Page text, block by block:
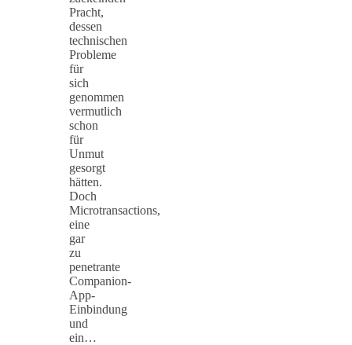
Pracht,
dessen
technischen
Probleme
für
sich
genommen
vermutlich
schon
für
Unmut
gesorgt
hätten.
Doch
Microtransactions,
eine
gar
zu
penetrante
Companion-
App-
Einbindung
und
ein…